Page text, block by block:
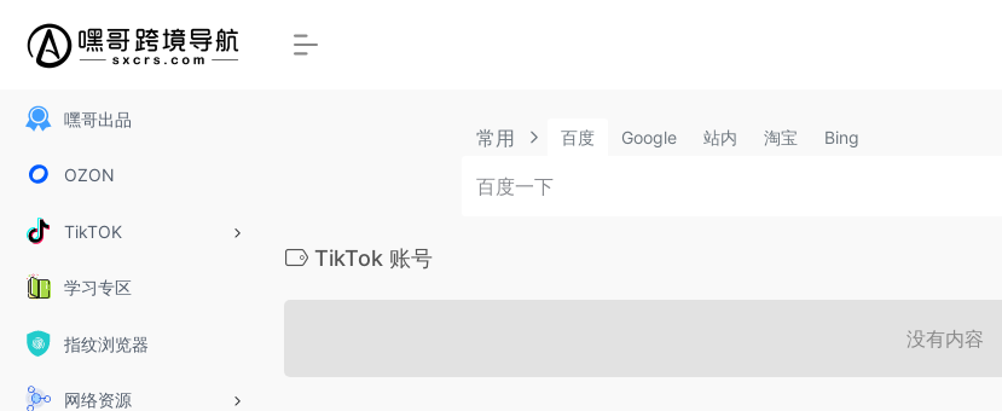
嘿哥出品
OZON
TikTOK
学习专区
指纹浏览器
网络资源
常用 百度 Google 站内 淘宝 Bing
TikTok 账号
没有内容